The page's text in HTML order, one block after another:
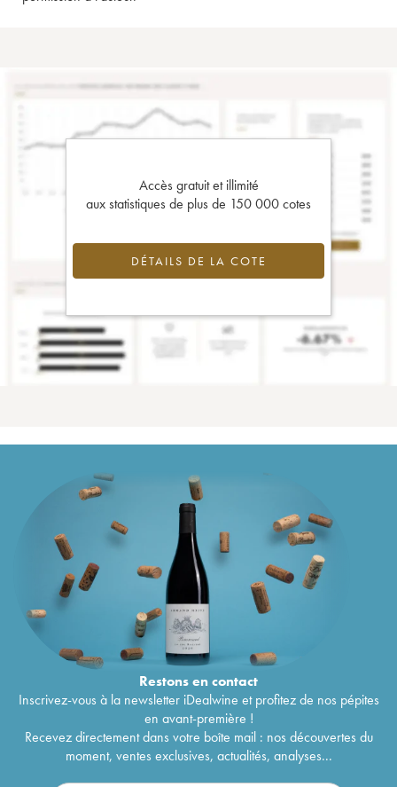
Accès gratuit et illimité
aux statistiques de plus de 150 000 cotes
DÉTAILS DE LA COTE
Restons encontact
Inscrivez-vous à la newsletter iDealwine et profitez de nos pépites
en avant-première !
Recevez directement dans votre boîte mail : nos découvertes du
moment, ventes exclusives, actualités, analyses...